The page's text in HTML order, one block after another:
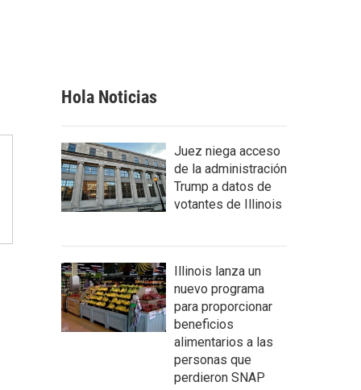
h
Hola Noticias
Juez niega acceso
de la administración
Trump a datos de
votantes de Illinois
Illinois lanza un
nuevo programa
para proporcionar
beneficios
alimentarios a las
personas que
perdieron SNAP